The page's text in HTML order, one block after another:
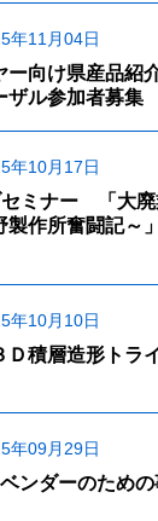
年11月04日
ー向け県産品紹
ル参加者募集
年10月17日
ミナー 「大廃
作所奮闘記～」
年10月10日
Ｄ積層造形トラ
年09月29日
ンダーのため